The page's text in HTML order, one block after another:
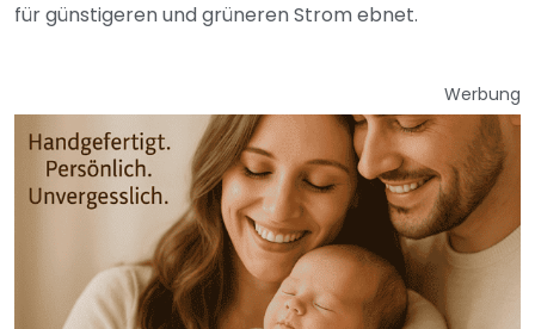
für günstigeren und grüneren Strom ebnet.
Werbung